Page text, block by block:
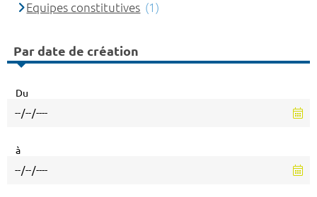
Equipes constitutives (1)
Par date de création
Du
à